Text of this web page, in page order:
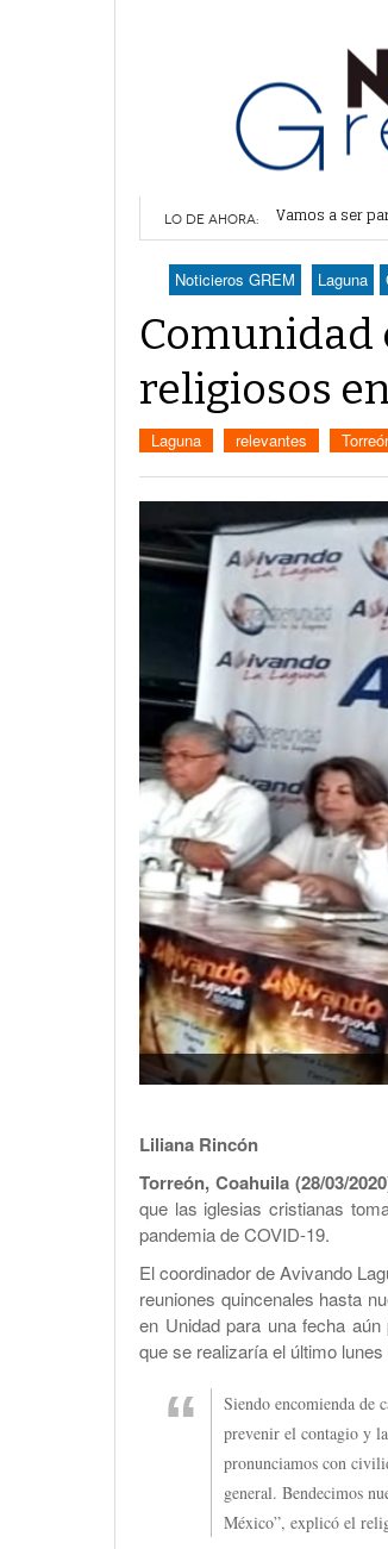
LO DE AHORA: Lerdo recibe
Durango
Denuncian
Va
Noticieros GREM Laguna
Comunidad
religiosos
Laguna relevantes
Liliana Rincón
Torreón, Coahuila (28/03/
que las iglesias cristianas
pandemia de COVID-19.
El coordinador de Avivando
reuniones quincenales hasta
en Unidad para una fecha
que se realizaría el último
Siendo encomienda de
prevenir el contagio y
pronunciamos con
general. Bendecimos
México”, explicó el